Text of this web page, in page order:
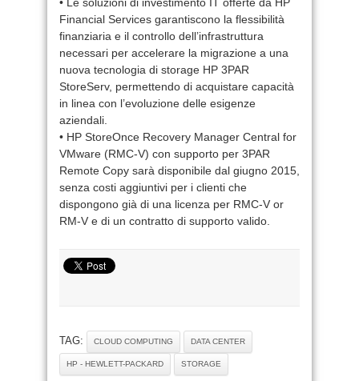
Financial Services garantiscono la flessibilità
finanziaria e il controllo dell’infrastruttura
necessari per accelerare la migrazione a una
nuova tecnologia di storage HP 3PAR
StoreServ, permettendo di acquistare capacità
in linea con l’evoluzione delle esigenze
aziendali.
• HP StoreOnce Recovery Manager Central for
VMware (RMC-V) con supporto per 3PAR
Remote Copy sarà disponibile dal giugno 2015,
senza costi aggiuntivi per i clienti che
dispongono già di una licenza per RMC-V or
RM-V e di un contratto di supporto valido.
TAG: CLOUD COMPUTING DATA CENTER
HP - HEWLETT-PACKARD STORAGE